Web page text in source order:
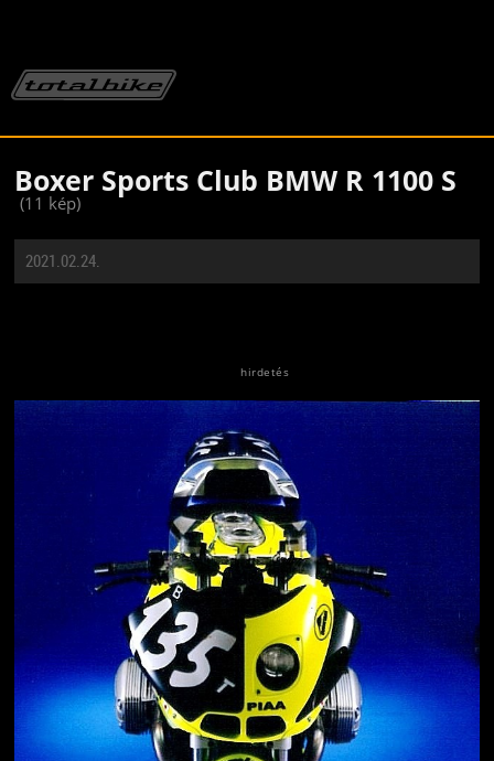
Boxer Sports Club BMW R 1100 S
(11 kép)
2021.02.24.
Jön még kép!